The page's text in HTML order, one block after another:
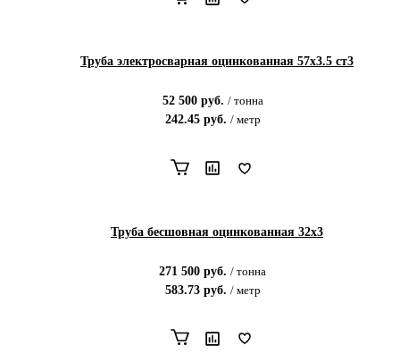
Труба электросварная оцинкованная 57х3.5 ст3
52 500руб. / тонна
242.45руб. / метр
Труба бесшовная оцинкованная 32х3
271 500 руб. / тонна
583.73руб. / метр